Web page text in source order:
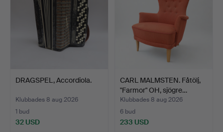
DRAGSPEL, Accordiola.
Klubbades 8 aug 2026
1 bud
32 USD
CARL MALMSTEN. Fåtölj,
"Farmor" OH, sjögre…
Klubbades 8 aug 2026
6 bud
233 USD